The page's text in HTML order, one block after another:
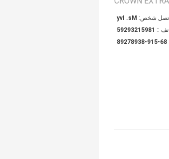
اتصل شخص: Ms. Ivy
::
18951239295
86-519-83987298